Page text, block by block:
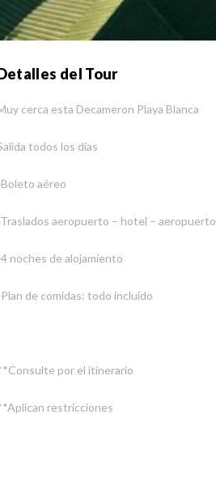
del Tour
cerca esta Decameron Playa Blanca
todos los días
aéreo
aeropuerto – hotel – aeropuerto
noches de alojamiento
de comidas: todo incluido
por el itinerario
restricciones